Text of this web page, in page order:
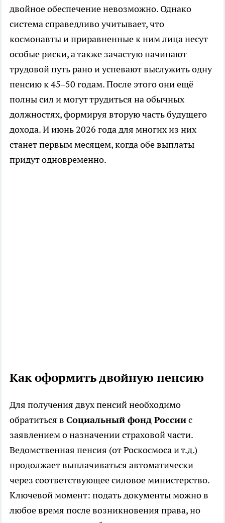
двойное обеспечение невозможно. Однако
система справедливо учитывает, что
космонавты и приравненные к ним лица несут
особые риски, а также зачастую начинают
трудовой путь рано и успевают выслужить одну
пенсию к 45–50 годам. После этого они ещё
полны сил и могут трудиться на обычных
должностях, формируя вторую часть будущего
дохода. И июнь 2026 года для многих из них
станет первым месяцем, когда обе выплаты
придут одновременно.
Как оформить двойную пенсию
Для получения двух пенсий необходимо
обратиться в Социальный фонд Россиис
заявлением о назначении страховой части.
Ведомственная пенсия (от Роскосмоса и т.д.)
продолжает выплачиваться автоматически
через соответствующее силовое министерство.
Ключевой момент: подать документы можно в
любое время после возникновения права, но